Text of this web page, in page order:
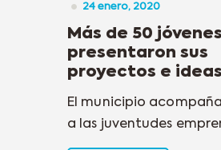
24 enero, 2020
Más de 50 jóvenes
presentaron sus
proyectos e ideas
El municipio
a las juventudes